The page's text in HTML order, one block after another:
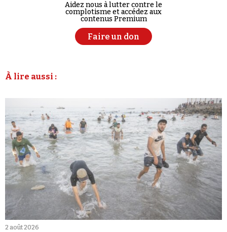
Aidez nous à lutter contre le
complotisme et accédez aux
contenus Premium
Faire un don
À lire aussi :
2 août 2026